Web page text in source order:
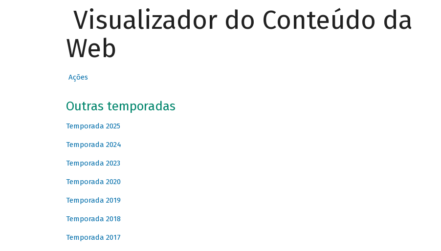
Visualizador do Conteúdo da
Web
Ações
Outras temporadas
Temporada 2025
Temporada 2024
Temporada 2023
Temporada 2020
Temporada 2019
Temporada 2018
Temporada 2017